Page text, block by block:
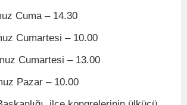
Cuma – 14.30
Cumartesi – 10.00
Cumartesi – 13.00
Pazar – 10.00